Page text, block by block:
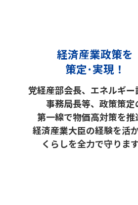
経済産業政策を
策定･実現！
党経産部会長、エネルギー
事務局長等、政策策定
第一線で物価高対策を推
経済産業大臣の経験を活か
くらしを全力で守りま